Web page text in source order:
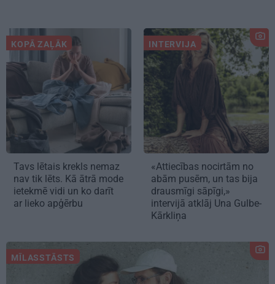
KOPĀ ZAĻĀK
Tavs lētais krekls nemaz
nav tik lēts. Kā ātrā mode
ietekmē vidi un ko darīt
ar lieko apģērbu
INTERVIJA
«Attiecības nocirtām no
abām pusēm, un tas bija
drausmīgi sāpīgi,»
intervijā atklāj Una Gulbe-
Kārkliņa
MĪLASSTĀSTS